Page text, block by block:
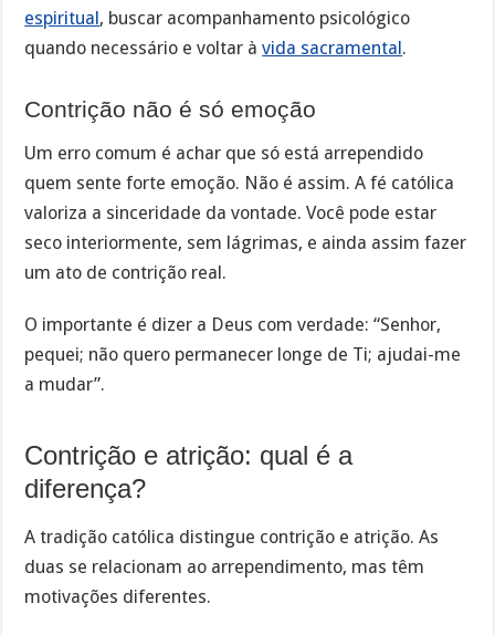
espiritual, buscar acompanhamento psicológico
quando necessário e voltar àvida sacramental.
Contrição não é só emoção
Um erro comum é achar que só está arrependido
quem sente forte emoção. Não é assim. A fé católica
valoriza a sinceridade da vontade. Você pode estar
seco interiormente, sem lágrimas, e ainda assim fazer
um ato de contrição real.
O importante é dizer a Deus com verdade: “Senhor,
pequei; não quero permanecer longe de Ti; ajudai-me
a mudar”.
Contrição e atrição: qual é a
diferença?
A tradição católica distingue contrição e atrição. As
duas se relacionam ao arrependimento, mas têm
motivações diferentes.